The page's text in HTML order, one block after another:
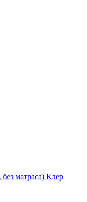
матраса) Клер